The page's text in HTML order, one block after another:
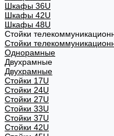
Шкафы 36U
Шкафы 42U
Шкафы 48U
Стойки
Стойки
Однорамные
Двухрамные
Двухрамные
Стойки 17U
Стойки 24U
Стойки 27U
Стойки 33U
Стойки 37U
Стойки 42U